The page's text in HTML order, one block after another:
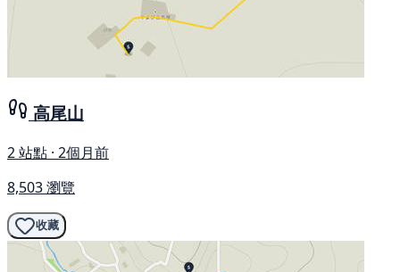
高尾山
2 站點 · 2個月前
8,503 瀏覽
收藏